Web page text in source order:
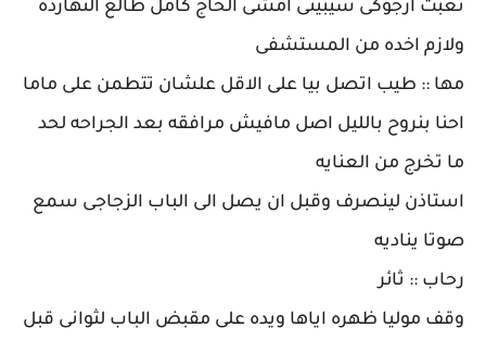
تعبت ارجوكى سيبينى امشى الحاج كامل طالع النهارده
ولازم اخده من المستشفى
مها :: طيب اتصل بيا على الاقل علشان تتطمن على ماما
احنا بنروح بالليل اصل مافيش مرافقه بعد الجراحه لحد
ما تخرج من العنايه
استاذن لينصرف وقبل ان يصل الى الباب الزجاجى سمع
صوتا يناديه
رحاب :: ثائر
وقف موليا ظهره اياها ويده على مقبض الباب لثوانى قبل